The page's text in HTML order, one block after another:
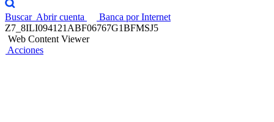
Buscar Abrir cuenta
Banca por Internet
Z7_8ILI094121ABF06767G1BFMSJ5
Web Content Viewer
Acciones